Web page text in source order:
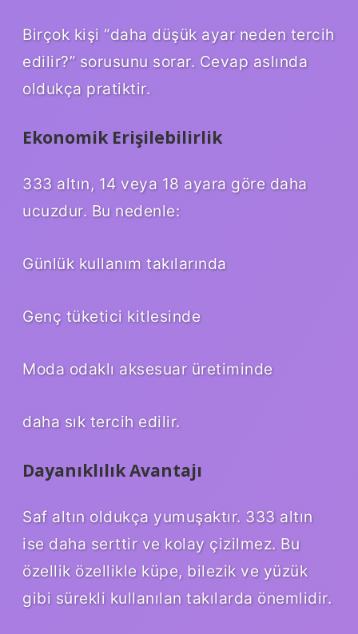
Birçok kişi “daha düşük ayar neden tercih
edilir?” sorusunu sorar. Cevap aslında
oldukça pratiktir.
Ekonomik Erişilebilirlik
333 altın, 14 veya 18 ayara göre daha
ucuzdur. Bu nedenle:
Günlük kullanım takılarında
Genç tüketici kitlesinde
Moda odaklı aksesuar üretiminde
daha sık tercih edilir.
Dayanıklılık Avantajı
Saf altın oldukça yumuşaktır. 333 altın
ise daha serttir ve kolay çizilmez. Bu
özellik özellikle küpe, bilezik ve yüzük
gibi sürekli kullanılan takılarda önemlidir.